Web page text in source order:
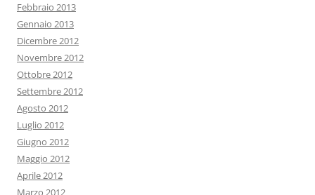
Febbraio 2013
Gennaio 2013
Dicembre 2012
Novembre 2012
Ottobre 2012
Settembre 2012
Agosto 2012
Luglio 2012
Giugno 2012
Maggio 2012
Aprile 2012